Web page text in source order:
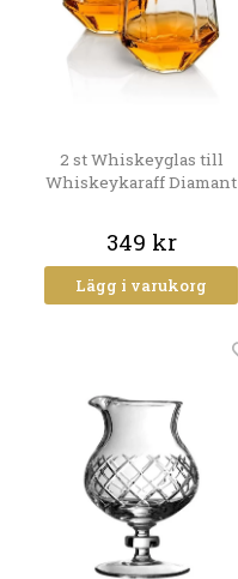
2 st Whiskeyglas till
Whiskeykaraff Diamant
349 kr
Lägg i varukorg